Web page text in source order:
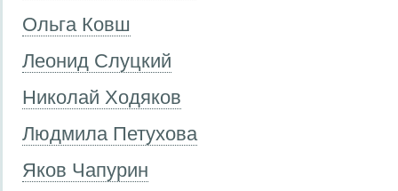
Ольга Ковш
Леонид Слуцкий
Николай Ходяков
Людмила Петухова
Яков Чапурин